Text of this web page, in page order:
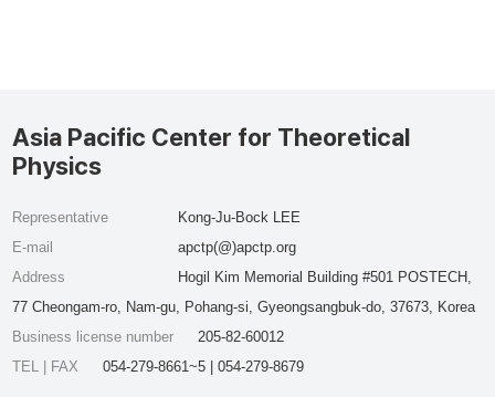
Asia Pacific Center for Theoretical
Physics
Representative
Kong-Ju-Bock LEE
E-mail
apctp(@)apctp.org
Address
Hogil Kim Memorial Building #501 POSTECH,
77 Cheongam-ro, Nam-gu, Pohang-si, Gyeongsangbuk-do, 37673, Korea
Business license number
205-82-60012
TEL | FAX
054-279-8661~5 | 054-279-8679